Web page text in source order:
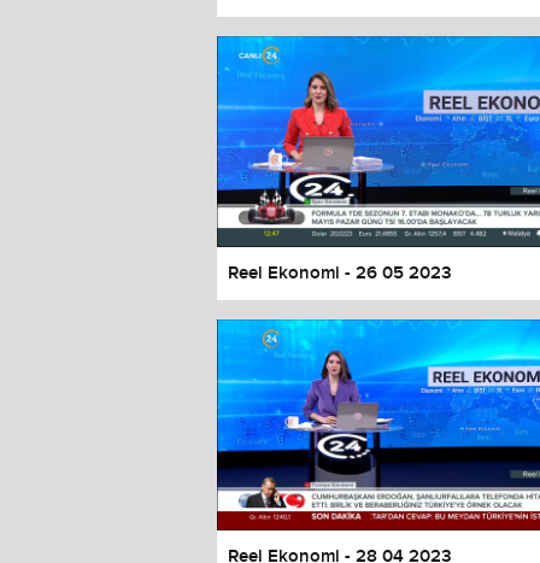
Window
Color
Transparency
Font Size
Text Edge Style
Font Family
Resetrestore all settings to the default
Close Modal Dialog
End of dialog window.
Reel Ekonomi - 26 05 2023
Reel Ekonomi - 28 04 2023